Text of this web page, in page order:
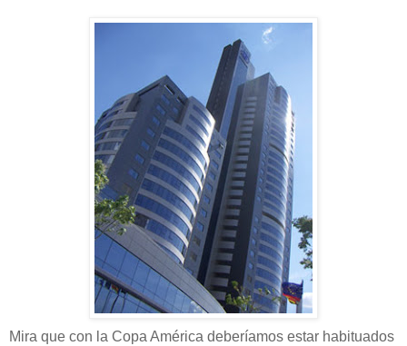
Mira que con la Copa América deberíamos estar habituados